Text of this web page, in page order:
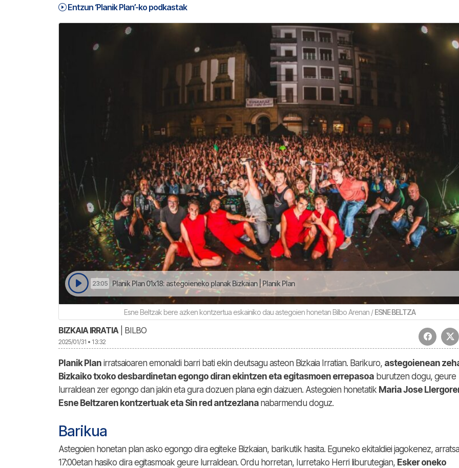
Entzun ‘Planik Plan’-ko podkastak
23:05 Planik Plan 01x18: astegoieneko planak Bizkaian | Planik Plan
Esne Beltzak bere azken kontzertua eskainiko dau astegoien honetan Bilbo Arenan /ESNE BELTZA
BIZKAIA IRRATIA | BILBO
2025/01/31 • 13:32
Planik Plan irratsaioaren emonaldi barri bati ekin deutsagu asteon Bizkaia Irratian. Barikuro, astegoienean
Bizkaiko txoko desbardinetan egongo diran ekintzen eta egitasmoen errepasoa burutzen dogu, geure
lurraldean zer egongo dan jakin eta gura dozuen plana egin daizuen. Astegoien honetatik Maria Jose
Esne Beltzaren kontzertuak eta Sin red antzezlana nabarmendu doguz.
Barikua
Astegoien honetan plan asko egongo dira egiteke Bizkaian, barikutik hasita. Eguneko ekitaldiei jagokenez,
17:00etan hasiko dira egitasmoak geure lurraldean. Ordu horretan, Iurretako Herri liburutegian, Esker oneko